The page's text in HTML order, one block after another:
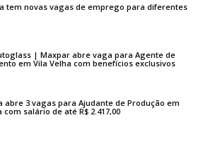
tem novas vagas de emprego para diferentes
| Maxpar abre vaga para Agente de
em Vila Velha com benefícios exclusivos
abre 3 vagas para Ajudante de Produção em
com salário de até R$ 2.417,00